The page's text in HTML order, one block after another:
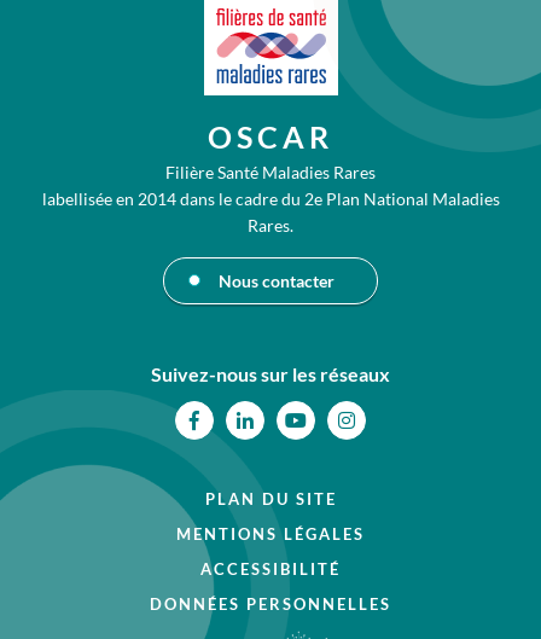
OSCAR
Filière Santé Maladies Rares
labellisée en 2014 dans le cadre du 2e Plan National Maladies
Rares.
Nous contacter
Suivez-nous sur les réseaux
FacebookLinkedin
PLAN DU SITE
MENTIONS LÉGALES
ACCESSIBILITÉ
DONNÉES PERSONNELLES